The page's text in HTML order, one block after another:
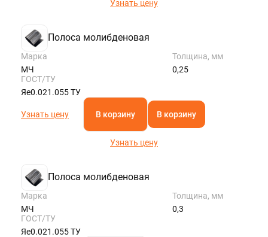
Узнать цену
Полоса молибденовая
Марка
МЧ
Толщина, мм
0,25
ГОСТ/ТУ
Яе0.021.055 ТУ
Узнать цену В корзину В корзину
Узнать цену
Полоса молибденовая
Марка
МЧ
Толщина, мм
0,3
ГОСТ/ТУ
Яе0.021.055 ТУ